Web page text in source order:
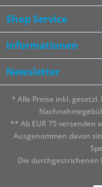
Shop Service
Informationen
Newsletter
* Alle Preise inkl.
** Ab EUR 75 versenden
Ausgenommen davon
Die durchgestrichenen